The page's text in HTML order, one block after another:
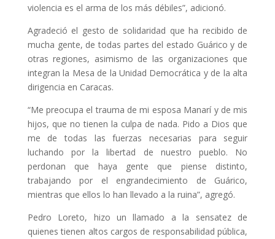
violencia es el arma de los más débiles”, adicionó.
Agradeció el gesto de solidaridad que ha recibido de
mucha gente, de todas partes del estado Guárico y de
otras regiones, asimismo de las organizaciones que
integran la Mesa de la Unidad Democrática y de la alta
dirigencia en Caracas.
“Me preocupa el trauma de mi esposa Manarí y de mis
hijos, que no tienen la culpa de nada. Pido a Dios que
me de todas las fuerzas necesarias para seguir
luchando por la libertad de nuestro pueblo. No
perdonan que haya gente que piense distinto,
trabajando por el engrandecimiento de Guárico,
mientras que ellos lo han llevado a la ruina”, agregó.
Pedro Loreto, hizo un llamado a la sensatez de
quienes tienen altos cargos de responsabilidad pública,